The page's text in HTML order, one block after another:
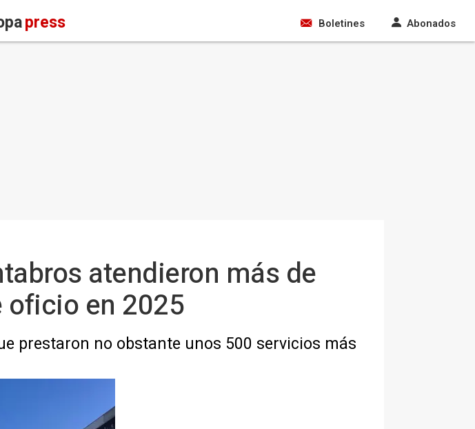
press Boletines Abonados
atendieron más de
oficio en 2025
prestaron no obstante unos 500 servicios más